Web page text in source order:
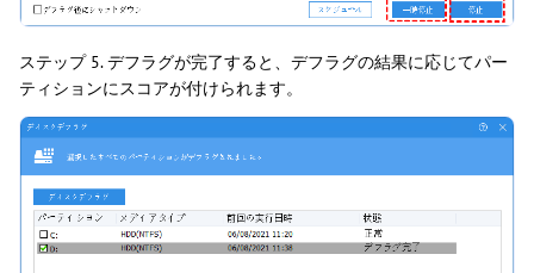
ステップ 5. デフラグが完了すると、デフラグの結果に応じてパー
ティションにスコアが付けられます。